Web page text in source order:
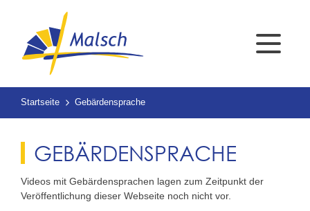
Startseite Gebärdensprache
GEBÄRDENSPRACHE
Videos mit Gebärdensprachen lagen zum Zeitpunkt der
Veröffentlichung dieser Webseite noch nicht vor.